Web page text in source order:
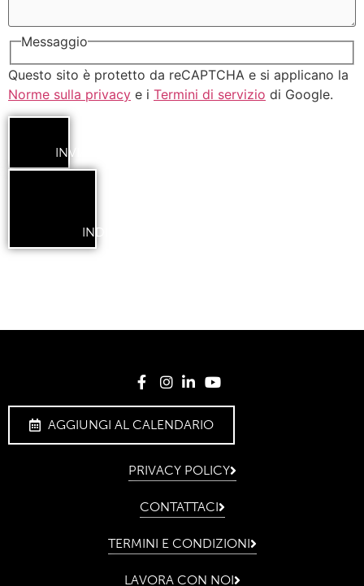
Messaggio
Questo sito è protetto da reCAPTCHA e si applicano la
Norme sulla privacy e i Termini di servizio di Google.
INVIA
INDIETRO
AGGIUNGI AL CALENDARIO
PRIVACY POLICY
CONTATTACI
TERMINI E CONDIZIONI
LAVORA CON NOI